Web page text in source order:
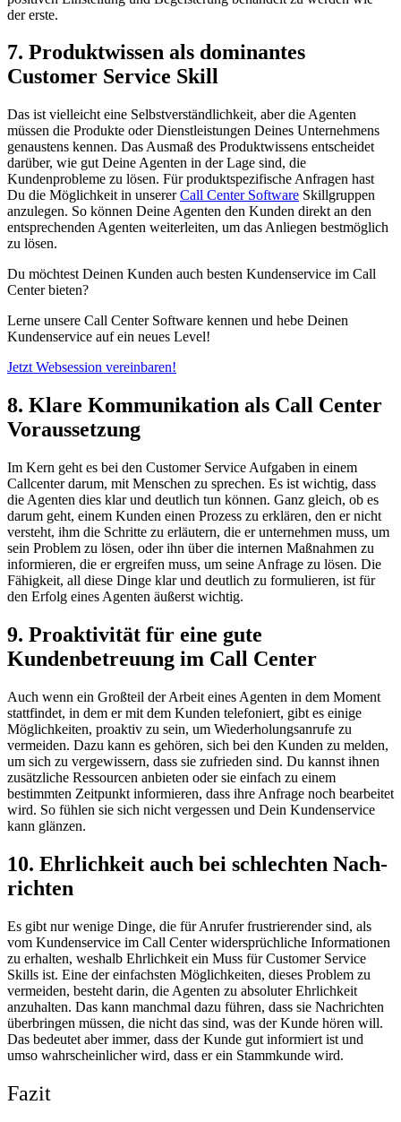
der erste.
7. Pro­dukt­wis­sen als dominantes
Customer Service Skill
Das ist vielleicht eine Selbstverständlichkeit, aber die Agenten
müssen die Produkte oder Dienstleistungen Deines Unternehmens
genaustens kennen. Das Ausmaß des Produktwissens entscheidet
darüber, wie gut Deine Agenten in der Lage sind, die
Kundenprobleme zu lösen. Für produktspezifische Anfragen hast
Du die Möglichkeit in unsererCall Center Software Skillgruppen
anzulegen. So können Deine Agenten den Kunden direkt an den
entsprechenden Agenten weiterleiten, um das Anliegen bestmöglich
zu lösen.
Du möchtest Deinen Kunden auch besten Kundenservice im Call
Center bieten?
Lerne unsere Call Center Software kennen und hebe Deinen
Kundenservice auf ein neues Level!
Jetzt Websession vereinbaren!
8. Kla­re Kom­mu­ni­ka­ti­on als Call Center
Voraussetzung
Im Kern geht es bei den Customer Service Aufgaben in einem
Callcenter darum, mit Menschen zu sprechen. Es ist wichtig, dass
die Agenten dies klar und deutlich tun können. Ganz gleich, ob es
darum geht, einem Kunden einen Prozess zu erklären, den er nicht
versteht, ihm die Schritte zu erläutern, die er unternehmen muss, um
sein Problem zu lösen, oder ihn über die internen Maßnahmen zu
informieren, die er ergreifen muss, um seine Anfrage zu lösen. Die
Fähigkeit, all diese Dinge klar und deutlich zu formulieren, ist für
den Erfolg eines Agenten äußerst wichtig.
9. Pro­ak­ti­vi­tät für eine gute
Kundenbetreuung im Call Center
Auch wenn ein Großteil der Arbeit eines Agenten in dem Moment
stattfindet, in dem er mit dem Kunden telefoniert, gibt es einige
Möglichkeiten, proaktiv zu sein, um Wiederholungsanrufe zu
vermeiden. Dazu kann es gehören, sich bei den Kunden zu melden,
um sich zu vergewissern, dass sie zufrieden sind. Du kannst ihnen
zusätzliche Ressourcen anbieten oder sie einfach zu einem
bestimmten Zeitpunkt informieren, dass ihre Anfrage noch bearbeitet
wird. So fühlen sie sich nicht vergessen und Dein Kundenservice
kann glänzen.
10. Ehr­lich­keit auch bei schlech­ten Nach­
rich­ten
Es gibt nur wenige Dinge, die für Anrufer frustrierender sind, als
vom Kundenservice im Call Center widersprüchliche Informationen
zu erhalten, weshalb Ehrlichkeit ein Muss für Customer Service
Skills ist. Eine der einfachsten Möglichkeiten, dieses Problem zu
vermeiden, besteht darin, die Agenten zu absoluter Ehrlichkeit
anzuhalten. Das kann manchmal dazu führen, dass sie Nachrichten
überbringen müssen, die nicht das sind, was der Kunde hören will.
Das bedeutet aber immer, dass der Kunde gut informiert ist und
umso wahrscheinlicher wird, dass er ein Stammkunde wird.
Fazit